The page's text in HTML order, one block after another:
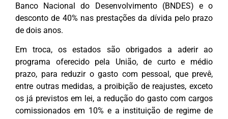
Banco Nacional do Desenvolvimento (BNDES) e o
desconto de 40% nas prestações da dívida pelo prazo
de dois anos.
Em troca, os estados são obrigados a aderir ao
programa oferecido pela União, de curto e médio
prazo, para reduzir o gasto com pessoal, que prevê,
entre outras medidas, a proibição de reajustes, exceto
os já previstos em lei, a redução do gasto com cargos
comissionados em 10% e a instituição de regime de